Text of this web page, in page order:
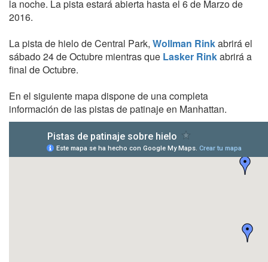
la noche. La pista estará abierta hasta el 6 de Marzo de
2016.
La pista de hielo de Central Park, Wollman Rinkabrirá el
sábado 24 de Octubre mientras que Lasker Rinkabrirá a
final de Octubre.
En el siguiente mapa dispone de una completa
información de las pistas de patinaje en Manhattan.